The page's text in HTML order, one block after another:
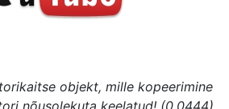
objekt, mille kopeerimine
nõusolekuta keelatud! (0.0444)